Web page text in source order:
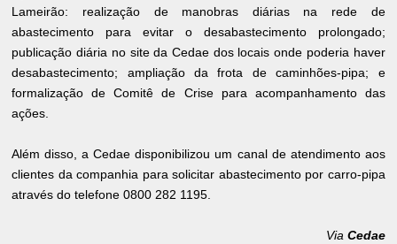
Lameirão: realização de manobras diárias na rede de
abastecimento para evitar o desabastecimento prolongado;
publicação diária no site da Cedae dos locais onde poderia haver
desabastecimento; ampliação da frota de caminhões-pipa; e
formalização de Comitê de Crise para acompanhamento das
ações.
Além disso, a Cedae disponibilizou um canal de atendimento aos
clientes da companhia para solicitar abastecimento por carro-pipa
através do telefone 0800 282 1195.
Via Cedae